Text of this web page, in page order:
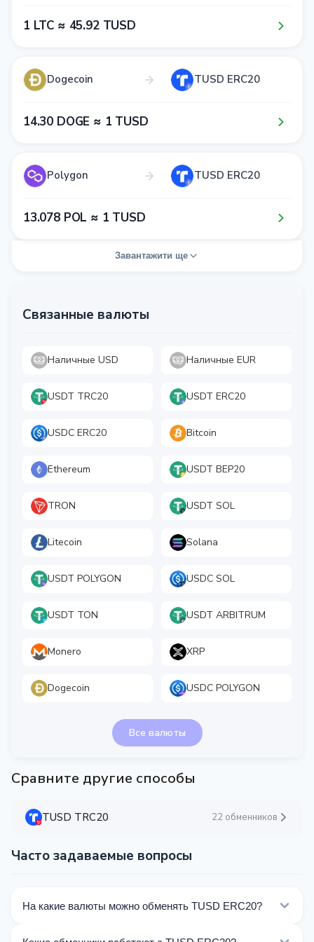
1​ LTC ≈ 4​5​.9​2​ TUSD
Dogecoin TUSD ERC20
1​4​.3​0​ DOGE ≈ 1​ TUSD
Polygon TUSD ERC20
1​3​.0​7​8​ POL ≈ 1​ TUSD
Завантажити ще
Связанные валюты
Наличные USD Наличные EUR
USDT TRC20 USDT ERC20
USDC ERC20 Bitcoin
Ethereum USDT BEP20
TRON USDT SOL
Litecoin Solana
USDT POLYGON USDC SOL
USDT TON USDT ARBITRUM
Monero XRP
Dogecoin USDC POLYGON
Все валюты
Сравните другие способы
TUSD TRC20 22 обменников
Часто задаваемые вопросы
На какие валюты можно обменять TUSD ERC20?